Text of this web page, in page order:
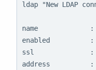
ldap "New LDAP
name             :
enabled          :
ssl              :
address          :